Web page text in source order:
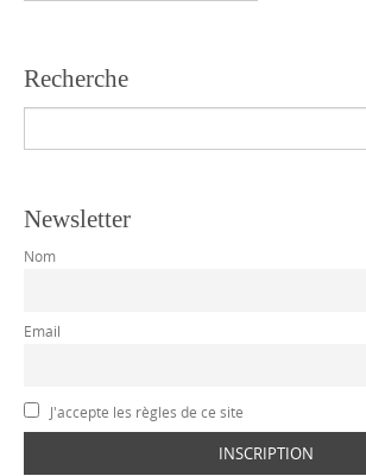
Recherche
Newsletter
Nom
Email
J'accepte les règles de ce site